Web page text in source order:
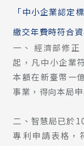
「中小企業認定
繳交年費時符合
一、 經濟部修正
起，凡中小企業
本額在新臺幣一
事業，得向本局
二、智慧局已於
專利申請表格，